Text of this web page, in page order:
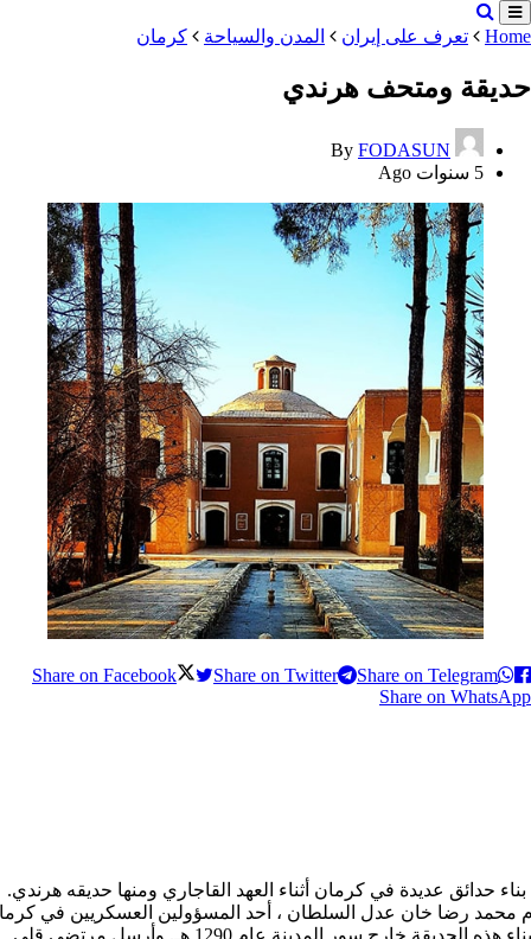
Home تعرف على إيران المدن والسياحة کرمان
حديقة ومتحف هرندي
By FODASUN
5 سنوات Ago
Share on Facebook Share on Twitter
Share on Telegram
Share on WhatsApp
بناء حدائق عدیدة في کرمان أثناء العهد القاجاري ومنها حدیقه هرندي.
محمد رضا خان عدل السلطان ، أحد المسؤولين العسكريين في
، ببناء هذه الحديقة خارج سور المدينة عام 1290 هـ. وأرسل مرتضى قلي